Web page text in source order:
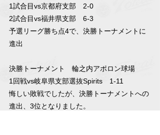
1試合目vs京都府支部　2-0
2試合目vs福井県支部　6-3
予選リーグ勝ち点4で、決勝トーナメントに
進出
決勝トーナメント　輪之内アポロン球場
1回戦vs岐阜県支部選抜Spirits　1-11
悔しい敗戦でしたが、決勝トーナメントへの
進出、3位となりました。